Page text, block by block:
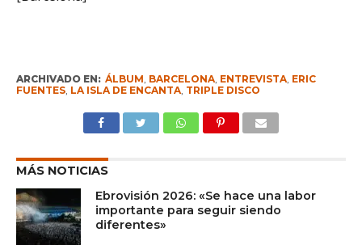
ARCHIVADO EN: ÁLBUM, BARCELONA, ENTREVISTA, ERIC
FUENTES, LA ISLA DE ENCANTA, TRIPLE DISCO
MÁS NOTICIAS
Ebrovisión 2026: «Se hace una labor
importante para seguir siendo
diferentes»